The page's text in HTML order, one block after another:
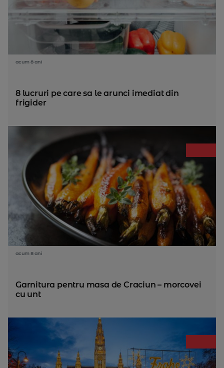
acum 8 ani
8 lucruri pe care sa le arunci imediat din
frigider
acum 8 ani
Garnitura pentru masa de Craciun – morcovei
cu unt